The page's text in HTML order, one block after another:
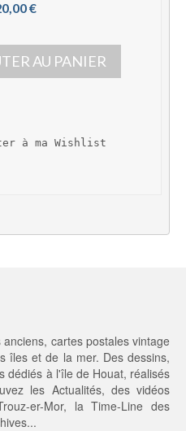
€.
€L
p
r
i
t
s
AU PANIER
à ma Wishlist
cartes postales vintage
îles et de la mer. Des dessins,
dédiés à l'île de Houat, réalisés
les Actualités, des vidéos
er-Mor, laTime-Line des